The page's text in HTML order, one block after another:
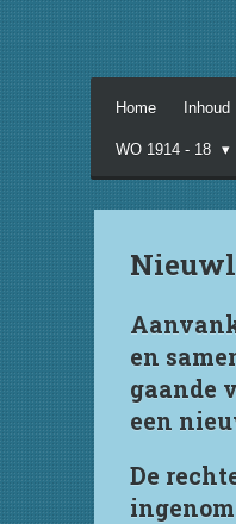
Home Inhoud
WO 1914 - 18
en
gaande
een
De